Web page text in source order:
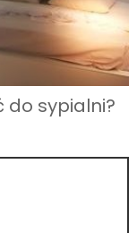
do sypialni?